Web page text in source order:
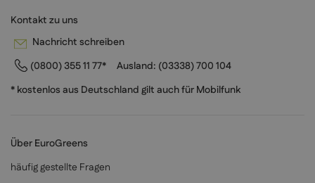
Kontakt zu uns
Nachricht schreiben
(0800) 355 11 77*
Ausland: (03338) 700 104
* kostenlos aus Deutschland gilt auch für Mobilfunk
Über EuroGreens
häufig gestellte Fragen